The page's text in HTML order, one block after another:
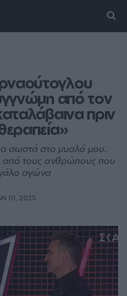
από τον
πριν
σωστά στο μυαλό μου.
από τους ανθρώπους που
αγώνα
01, 2025